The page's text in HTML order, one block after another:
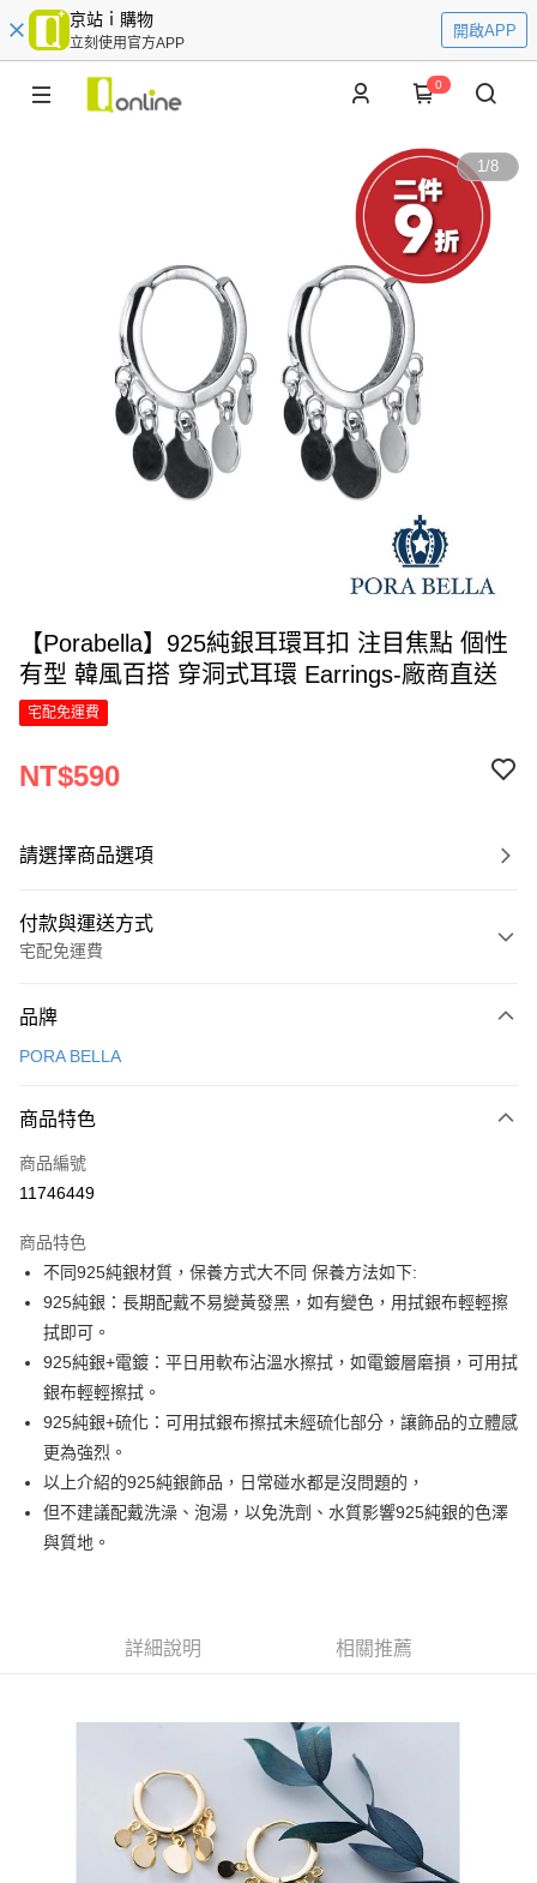
京站ｉ購物
立刻使用官方APP
開啟APP
0
1/8
【Porabella】925純銀耳環耳扣 注目焦點 個性
有型 韓風百搭 穿洞式耳環 Earrings-廠商直送
宅配免運費
NT$590
請選擇商品選項
付款與運送方式
宅配免運費
信用卡一次付款
Apple Pay
街口支付
Google Pay
全盈+PAY
大哥付你分期
相關說明
【大哥付你分期使用說明】
1.本服務由台灣大哥大提供，台灣大哥大用戶可立即使用無須另外申請。
2.付款方式選擇「大哥付你分期」，訂單成立後會自動跳轉到大哥付的交易
流程，驗證手機門號後，選擇欲分期的期數、繳款截止日，確認付款後即完
成交易。
3.實際核准額度、可分期數及費用金額請依後續交易確認頁面所載為準。
消。如遇「轉專審核」未通過狀況，表示未達大哥付你分期系統評分，恕無
2.透過簡訊連結打開帳單後，可選擇「超商條碼／台灣大直營門市／銀行轉
【注意事項】
1.本服務係由「台灣大哥大股份有限公司」（以下簡稱本公司）所提供，讓
用戶於交易時，得透過本服務購買商品或服務，並由商店將買賣／分期付款
買賣價金債權讓與本公司後，依約使用本公司帳單繳交帳款。
2.基於同意付款使用「大哥付你分期」之契約關係目的，商店將以您的個人
資料（包含姓名、電話或地址）提供予台灣大哥大進項蒐集、處理及利用，
由本公司與您本人進行分期帳單所需資料之確認、核對及更正。
3.完整用戶服務條款，請詳閱以下連結：https://oppay.tw/userRule
AFTEE先享後付
相關說明
【關於「AFTEE先享後付」】
AFTEE先享後付是「在收到商品之後才付款」的支付方式。 讓您購物簡單
便利好安心！
１．簡單：不需註冊會員、不需綁卡、不需儲值。
１．於結帳方式選擇「AFTEE先享後付」後，將跳轉至「AFTEE先享後付」
ATM／網路銀行／等多元方式進行付款，方視為交易完成。
※ 請注意：結帳手續完成當下不需立刻繳費，但若您需要取消訂單，請聯絡
購買商品的店家。未經商家同意取消之訂單仍視為有效，需透過AFTEE先享
後付繳納相關費用。
※ 交易是否成功請以「AFTEE先享後付 」之結帳頁面顯示為準，若有關於
是否繳費成功／繳費後需取消欲退款等相關疑問，請聯繫「AFTEE先享後付
https://netprotections.freshdesk.com/support/home
ATM付款
運送方式
每筆NT$100，滿NT$1,000(含以上)免運費
品牌
PORA BELLA
商品特色
商品編號
11746449
商品特色
不同925純銀材質，保養方式大不同 保養方法如下:
925純銀：長期配戴不易變黃發黑，如有變色，用拭銀布輕輕擦
拭即可。
925純銀+電鍍：平日用軟布沾溫水擦拭，如電鍍層磨損，可用拭
銀布輕輕擦拭。
925純銀+硫化：可用拭銀布擦拭未經硫化部分，讓飾品的立體感
更為強烈。
以上介紹的925純銀飾品，日常碰水都是沒問題的，
但不建議配戴洗澡、泡湯，以免洗劑、水質影響925純銀的色澤
與質地。
詳細說明 相關推薦